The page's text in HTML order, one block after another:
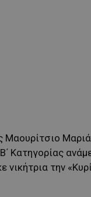
Μαουρίτσιο
Κατηγορίας
νικήτρια την